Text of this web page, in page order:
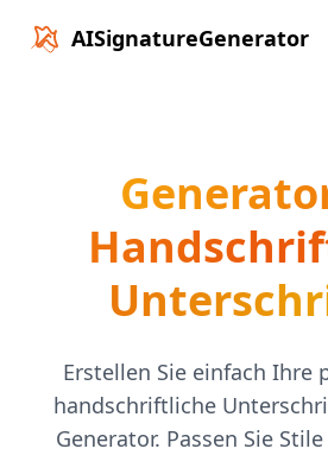
AISignatureGenerator
Erstellen Sie einfach Ihre
handschriftliche
Generator. Passen Sie